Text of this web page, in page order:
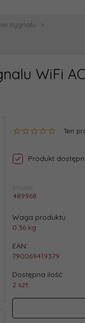
sygnału
WiFi
Ten
Produkt
Model:
489968
Waga produktu:
0.36 kg
EAN:
790069419379
Dostępna ilość:
2 szt.